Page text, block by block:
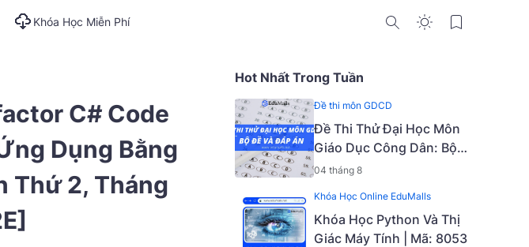
Khóa Học Miễn Phí
C# Code
Dụng Bằng
Thứ 2, Tháng
Hot Nhất Trong Tuần
Đề thi môn GDCD
Đề Thi Thử Đại Học Môn
Giáo Dục Công Dân: Bộ
Đề Và Đáp Án
04 tháng 8
Khóa Học Online EduMalls
Khóa Học Python Và Thị
Giác Máy Tính | Mã: 8053